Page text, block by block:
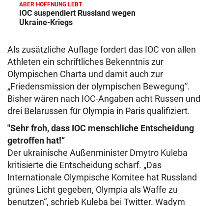
ABER HOFFNUNG LEBT
IOC suspendiert Russland wegen
Ukraine-Kriegs
Als zusätzliche Auflage fordert das IOC von allen
Athleten ein schriftliches Bekenntnis zur
Olympischen Charta und damit auch zur
„Friedensmission der olympischen Bewegung“.
Bisher wären nach IOC-Angaben acht Russen und
drei Belarussen für Olympia in Paris qualifiziert.
"Sehr froh, dass IOC menschliche Entscheidung
getroffen hat!“
Der ukrainische Außenminister Dmytro Kuleba
kritisierte die Entscheidung scharf. „Das
Internationale Olympische Komitee hat Russland
grünes Licht gegeben, Olympia als Waffe zu
benutzen“, schrieb Kuleba bei Twitter. Wadym